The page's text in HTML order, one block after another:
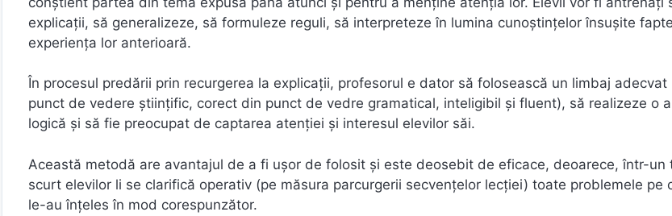
explicaţii, să generalizeze, să formuleze reguli, să interpreteze în lumina cunoştinţelor însuşite
experienţa lor anterioară.
În procesul predării prin recurgerea la explicaţii, profesorul e dator să folosească un limbaj adecvat
punct de vedere ştiinţific, corect din punct de vedre gramatical, inteligibil şi fluent), să realizeze o
logică şi să fie preocupat de captarea atenţiei şi interesul elevilor săi.
Această metodă are avantajul de a fi uşor de folosit şi este deosebit de eficace, deoarece, într-un
scurt elevilor li se clarifică operativ (pe măsura parcurgerii secvenţelor lecţiei) toate problemele pe
le-au înţeles în mod corespunzător.